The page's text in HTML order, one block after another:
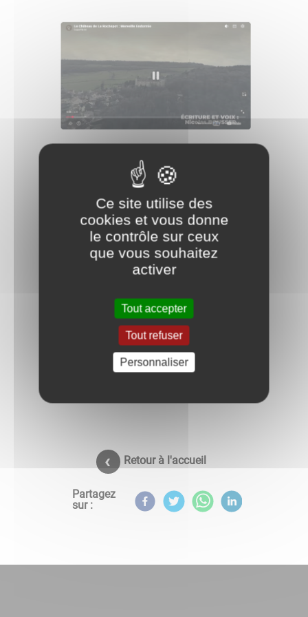
vente au enchères au château de la
Rochepot octobre 2021 :
Retour à l'accueil
Partagez
sur :
Ce site utilise des
cookies et vous donne
le contrôle sur ceux
que vous souhaitez
activer
Tout accepter
Tout refuser
Personnaliser